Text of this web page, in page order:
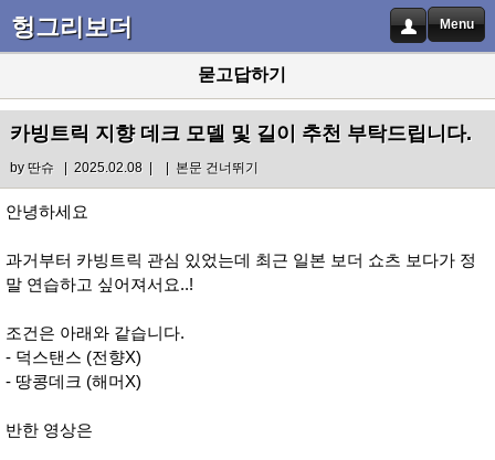
헝그리보더 Menu
묻고답하기
카빙트릭 지향 데크 모델 및 길이 추천 부탁드립니다.
by딴슈 | 2025.02.08 | | 본문 건너뛰기
안녕하세요
과거부터 카빙트릭 관심 있었는데 최근 일본 보더 쇼츠 보다가 정
말 연습하고 싶어져서요..!
조건은 아래와 같습니다.
- 덕스탠스 (전향X)
- 땅콩데크 (해머X)
반한 영상은